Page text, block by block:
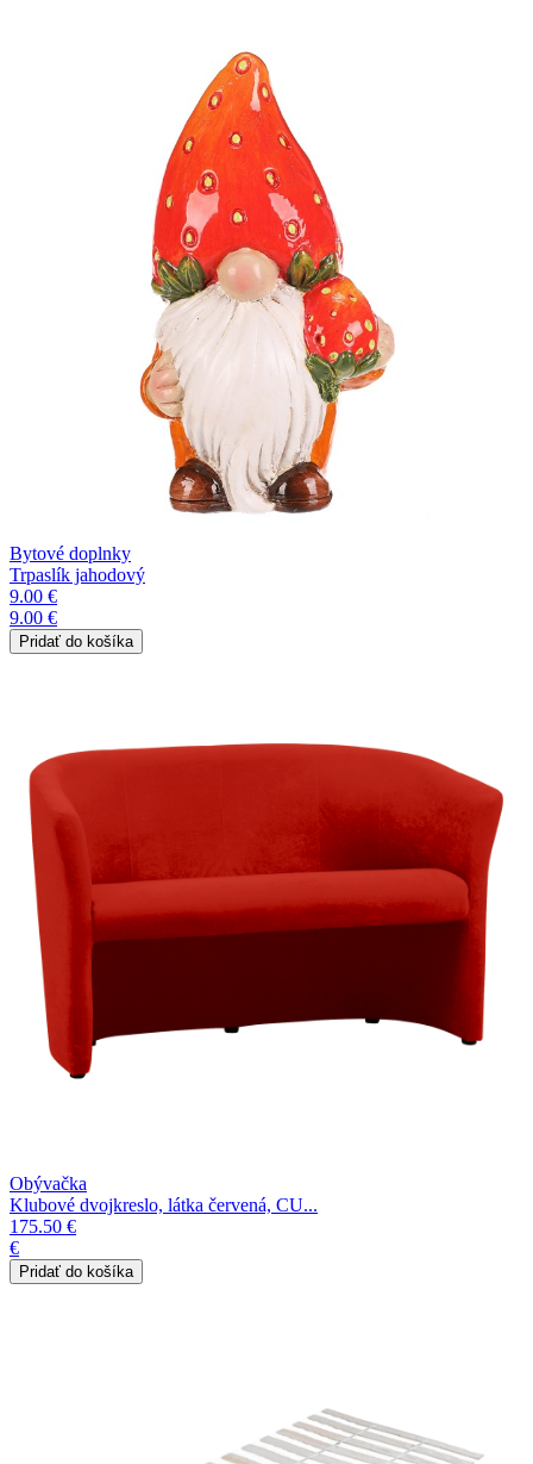
Bytové doplnky
Trpaslík jahodový
9.00 €
9.00 €
Obývačka
Klubové dvojkreslo, látka červená, CU...
175.50 €
€